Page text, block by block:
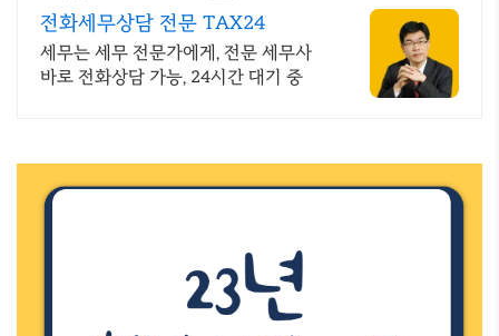
전화세무상담 전문 TAX24
세무는 세무 전문가에게, 전문 세무사
바로 전화상담 가능, 24시간 대기 중